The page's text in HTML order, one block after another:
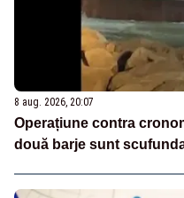
8 aug. 2026, 20:07
Operațiune contra
două barje sunt